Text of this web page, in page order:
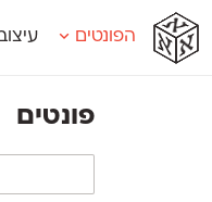
אא
אא
א
א
הפונטים
אינדקס
אלמוני צר
פונטים